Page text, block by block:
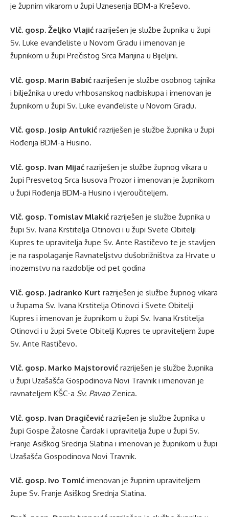
je župnim vikarom u župi Uznesenja BDM-a Kreševo.
Vlč. gosp. Željko Vlajić razriješen je službe župnika u župi
Sv. Luke evanđeliste u Novom Gradu i imenovan je
župnikom u župi Prečistog Srca Marijina u Bijeljini.
Vlč. gosp. Marin Babić razriješen je službe osobnog tajnika
i bilježnika u uredu vrhbosanskog nadbiskupa i imenovan je
župnikom u župi Sv. Luke evanđeliste u Novom Gradu.
Vlč. gosp. Josip Antukić razriješen je službe župnika u župi
Rođenja BDM-a Husino.
Vlč. gosp. Ivan Mijać razriješen je službe župnog vikara u
župi Presvetog Srca Isusova Prozor i imenovan je župnikom
u župi Rođenja BDM-a Husino i vjeroučiteljem.
Vlč. gosp. Tomislav Mlakić razriješen je službe župnika u
župi Sv. Ivana Krstitelja Otinovci i u župi Svete Obitelji
Kupres te upravitelja župe Sv. Ante Rastičevo te je stavljen
je na raspolaganje Ravnateljstvu dušobrižništva za Hrvate u
inozemstvu na razdoblje od pet godina
Vlč. gosp. Jadranko Kurt razriješen je službe župnog vikara
u župama Sv. Ivana Krstitelja Otinovci i Svete Obitelji
Kupres i imenovan je župnikom u župi Sv. Ivana Krstitelja
Otinovci i u župi Svete Obitelji Kupres te upraviteljem župe
Sv. Ante Rastičevo.
Vlč. gosp. Marko Majstorović razriješen je službe župnika
u župi Uzašašća Gospodinova Novi Travnik i imenovan je
ravnateljem KŠC-a Sv. PavaoZenica.
Vlč. gosp. Ivan Dragičević razriješen je službe župnika u
župi Gospe Žalosne Čardak i upravitelja župe u župi Sv.
Franje Asiškog Srednja Slatina i imenovan je župnikom u župi
Uzašašća Gospodinova Novi Travnik.
Vlč. gosp. Ivo Tomić imenovan je župnim upraviteljem
župe Sv. Franje Asiškog Srednja Slatina.